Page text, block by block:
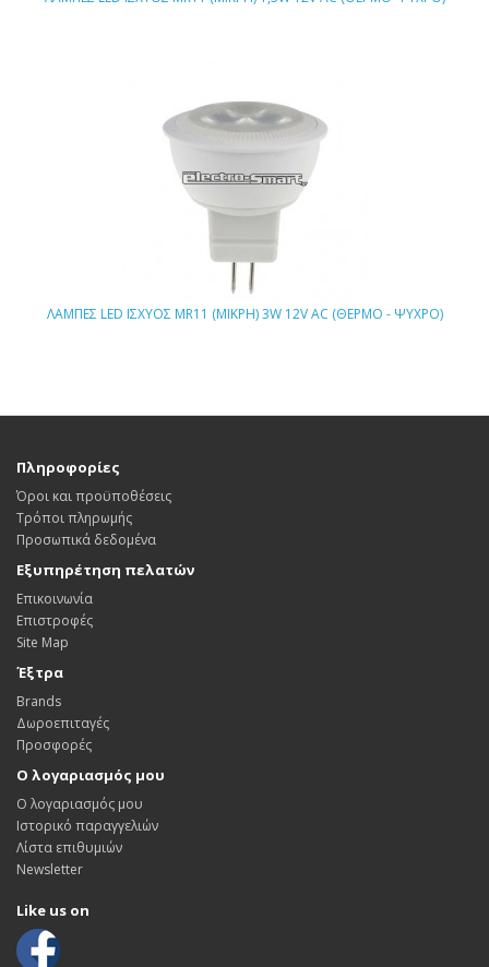
ΛΑΜΠΕΣ LED ΙΣΧΥΟΣ MR11 (ΜΙΚΡΗ) 3W 12V AC (ΘΕΡΜΟ - ΨΥΧΡΟ)
Πληροφορίες
Όροι και προϋποθέσεις
Τρόποι πληρωμής
Προσωπικά δεδομένα
Εξυπηρέτηση πελατών
Επικοινωνία
Επιστροφές
Site Map
Έξτρα
Brands
Δωροεπιταγές
Προσφορές
Ο λογαριασμός μου
Ο λογαριασμός μου
Ιστορικό παραγγελιών
Λίστα επιθυμιών
Newsletter
Like us on